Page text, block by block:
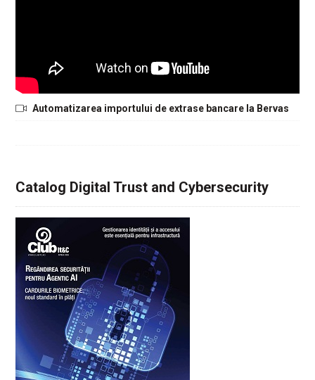
Automatizarea importului de extrase bancare la Bervas
Catalog Digital Trust and Cybersecurity